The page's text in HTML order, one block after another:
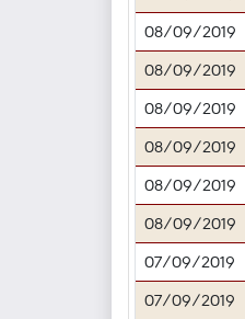
08/09/2019
08/09/2019
08/09/2019
08/09/2019
08/09/2019
08/09/2019
07/09/2019
07/09/2019